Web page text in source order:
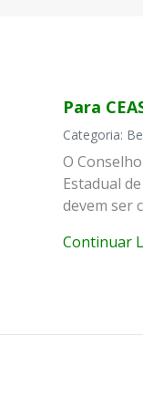
Para
Categoria:
O
Estadual
devem ser
Continuar